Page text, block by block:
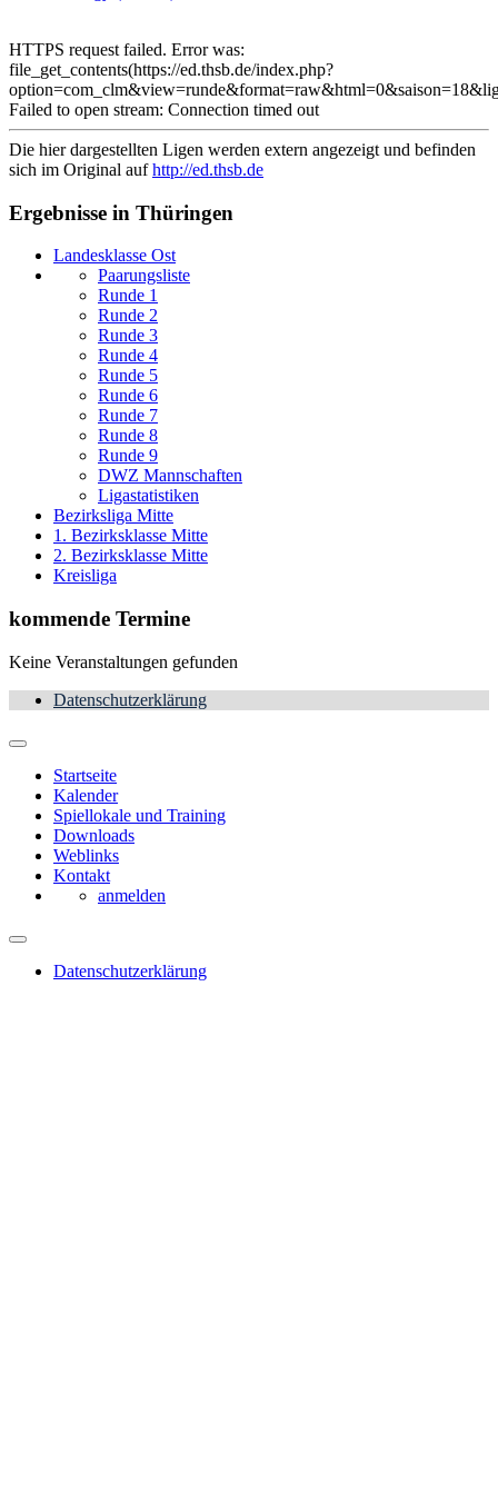
HTTPS request failed. Error was:
file_get_contents(https://ed.thsb.de/index.php?
Failed to open stream: Connection timed out
Die hier dargestellten Ligen werden extern angezeigt und befinden
sich im Original aufhttp://ed.thsb.de
Ergebnisse in Thüringen
Landesklasse Ost
Paarungsliste
Runde 1
Runde 2
Runde 3
Runde 4
Runde 5
Runde 6
Runde 7
Runde 8
Runde 9
DWZ Mannschaften
Ligastatistiken
Bezirksliga Mitte
1. Bezirksklasse Mitte
2. Bezirksklasse Mitte
Kreisliga
kommende Termine
Keine Veranstaltungen gefunden
Datenschutzerklärung
Startseite
Kalender
Spiellokale und Training
Downloads
Weblinks
Kontakt
anmelden
Datenschutzerklärung